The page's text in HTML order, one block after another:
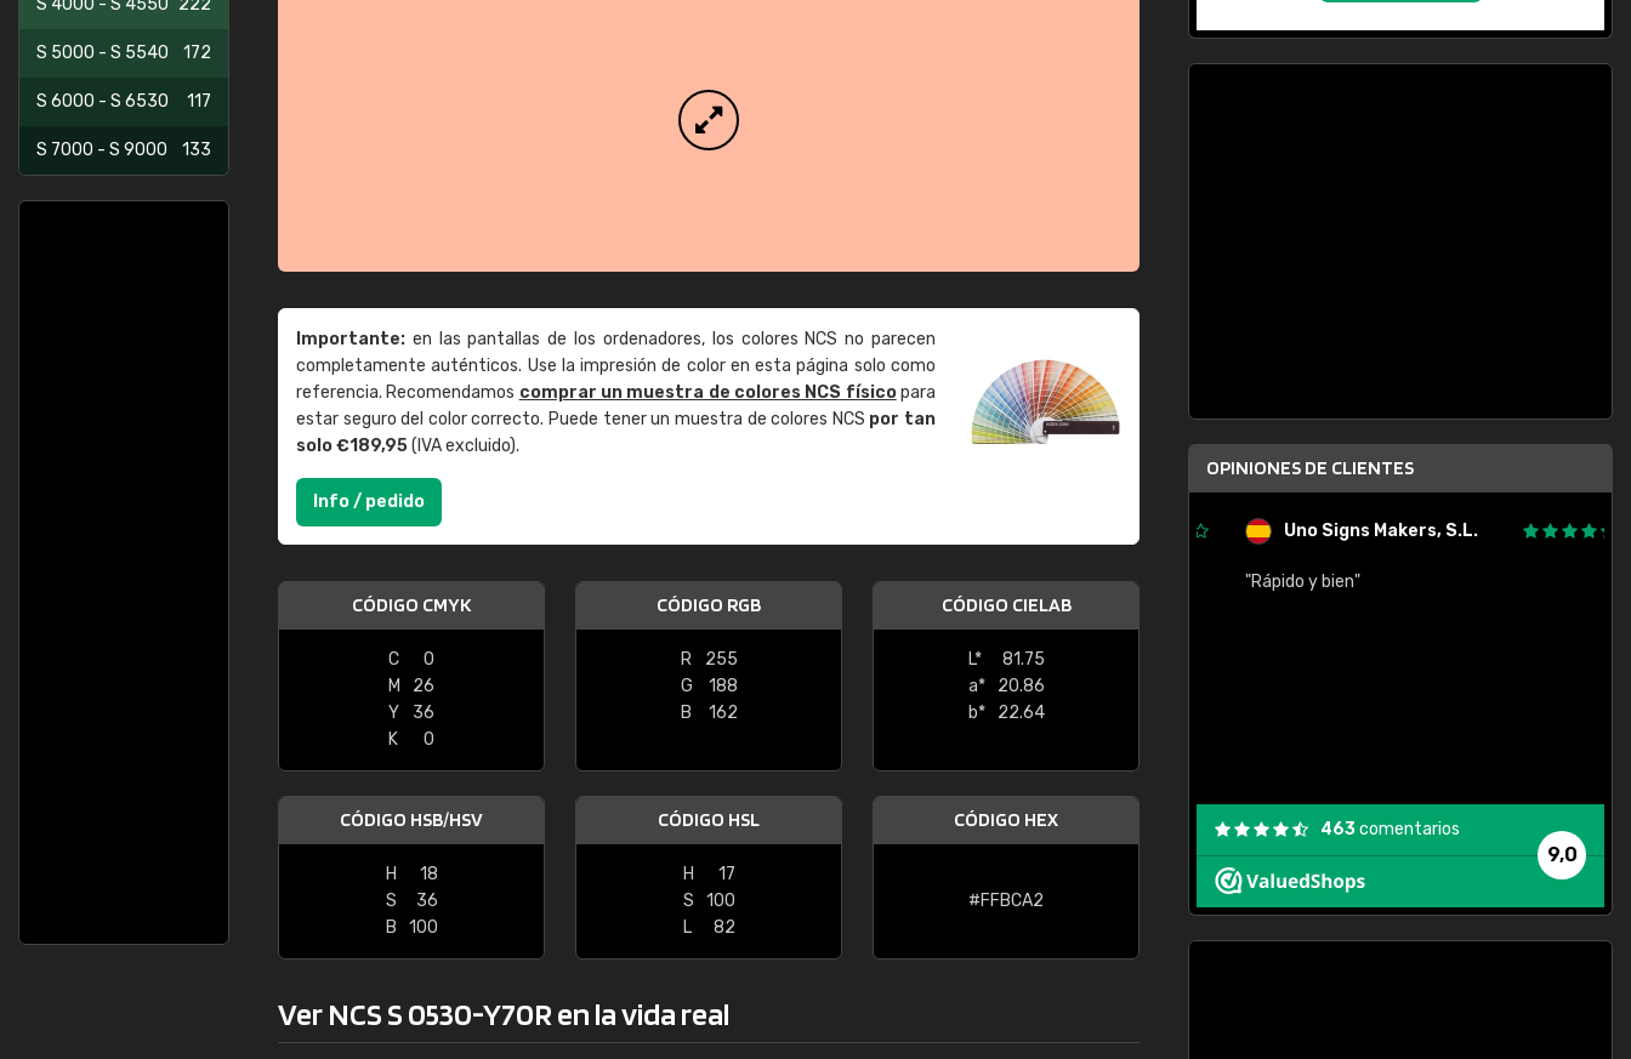
S 4000 - S 4550 222
S 5000 - S 5540 172
S 6000 - S 6530 117
S 7000 - S 9000 133
Importante: en las pantallas de los ordenadores, los colores NCS no parecen
completamente auténticos. Use la impresión de color en esta página solo como
referencia. Recomendamos comprar un muestra de colores NCS físicopara
estar seguro del color correcto. Puede tener un muestra de colores NCS por tan
solo €189,95(IVA excluido).
Info / pedido
CÓDIGO CMYK
C
0
M
26
Y
36
K
0
CÓDIGO RGB
R
255
G
188
B
162
CÓDIGO CIELAB
L*
81.75
a*
20.86
b*
22.64
CÓDIGO HSB/HSV
H
18
S
36
B
100
CÓDIGO HSL
H
17
S
100
L
82
CÓDIGO HEX
#FFBCA2
Ver NCS S 0530-Y70R en la vida real
OPINIONES DE CLIENTES
"Buen servicio. No obstante No es fácil
encontrar/comprar lo que se busca"
Uno Signs Makers, S.L.
"Rápido y bien"
9,0
463comentarios